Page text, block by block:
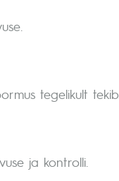
tegelikult tekib.
ja kontrolli.